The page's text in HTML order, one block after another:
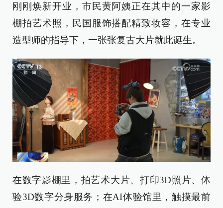
刚刚焕新开业，市民黄阿姨正在其中的一家影
棚拍艺术照，民国服饰搭配精致妆容，在专业
造型师的指导下，一张张复古大片就此诞生。
在数字影棚里，拍艺术大片、打印3D照片、体
验3D数字分身服务；在AI体验馆里，触摸最前